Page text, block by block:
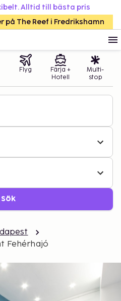
Alltid till bästa pris
på The Reef i Fredrikshamn
Flyg
Färja +
Hotell
Multi-
stop
Sök
Fehérhajó